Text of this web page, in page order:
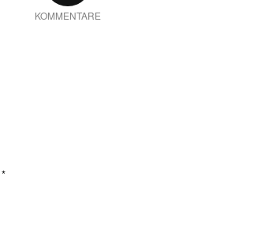
KOMMENTARE
*